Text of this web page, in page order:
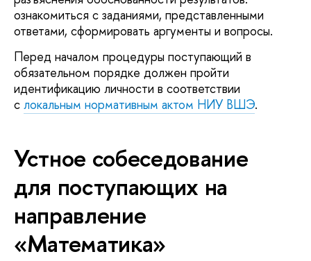
ознакомиться с заданиями, представленными
ответами, сформировать аргументы и вопросы.
Перед началом процедуры поступающий в
обязательном порядке должен пройти
идентификацию личности в соответствии
с локальным нормативным актом НИУ ВШЭ.
Устное собеседование
для поступающих на
направление
«Математика»